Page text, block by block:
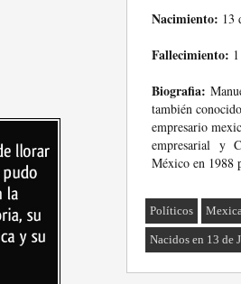
Nacimiento: 13
Fallecimiento:
Biografia:
también
empresario
empresarial y
México en 1988
Políticos
Nacidos en 13 de